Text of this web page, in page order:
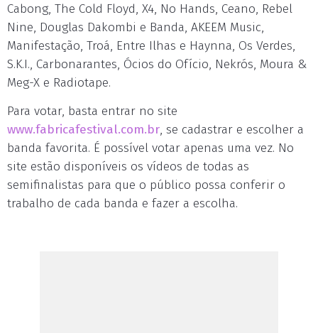
Cabong, The Cold Floyd, X4, No Hands, Ceano, Rebel
Nine, Douglas Dakombi e Banda, AKEEM Music,
Manifestação, Troá, Entre Ilhas e Haynna, Os Verdes,
S.K.I., Carbonarantes, Ócios do Ofício, Nekrós, Moura &
Meg-X e Radiotape.
Para votar, basta entrar no site
www.fabricafestival.com.br, se cadastrar e escolher a
banda favorita. É possível votar apenas uma vez. No
site estão disponíveis os vídeos de todas as
semifinalistas para que o público possa conferir o
trabalho de cada banda e fazer a escolha.